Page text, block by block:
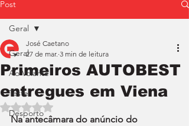
Post
Geral
Ao Volante
Teste
Desporto
Geral
Primeiros AUTOBEST
entregues em Viena
José Caetano
27 de mar. 3 min de leitura
Avaliado com NaN de 5 estrelas.
Na antecâmara do anúncio do